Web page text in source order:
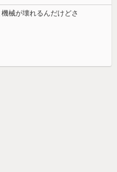
械が壊れるんだけどさ